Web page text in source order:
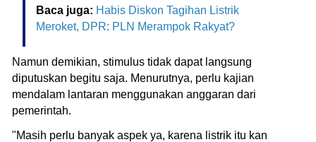
Baca juga: Habis Diskon Tagihan Listrik
Meroket, DPR: PLN Merampok Rakyat?
Namun demikian, stimulus tidak dapat langsung
diputuskan begitu saja. Menurutnya, perlu kajian
mendalam lantaran menggunakan anggaran dari
pemerintah.
"Masih perlu banyak aspek ya, karena listrik itu kan